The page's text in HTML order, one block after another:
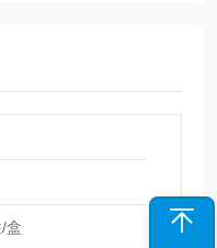
盒